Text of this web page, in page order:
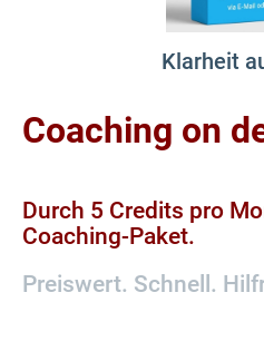
Klarheit
Coaching on
Durch 5 Credits pro
Coaching-Paket.
Preiswert. Schnell.